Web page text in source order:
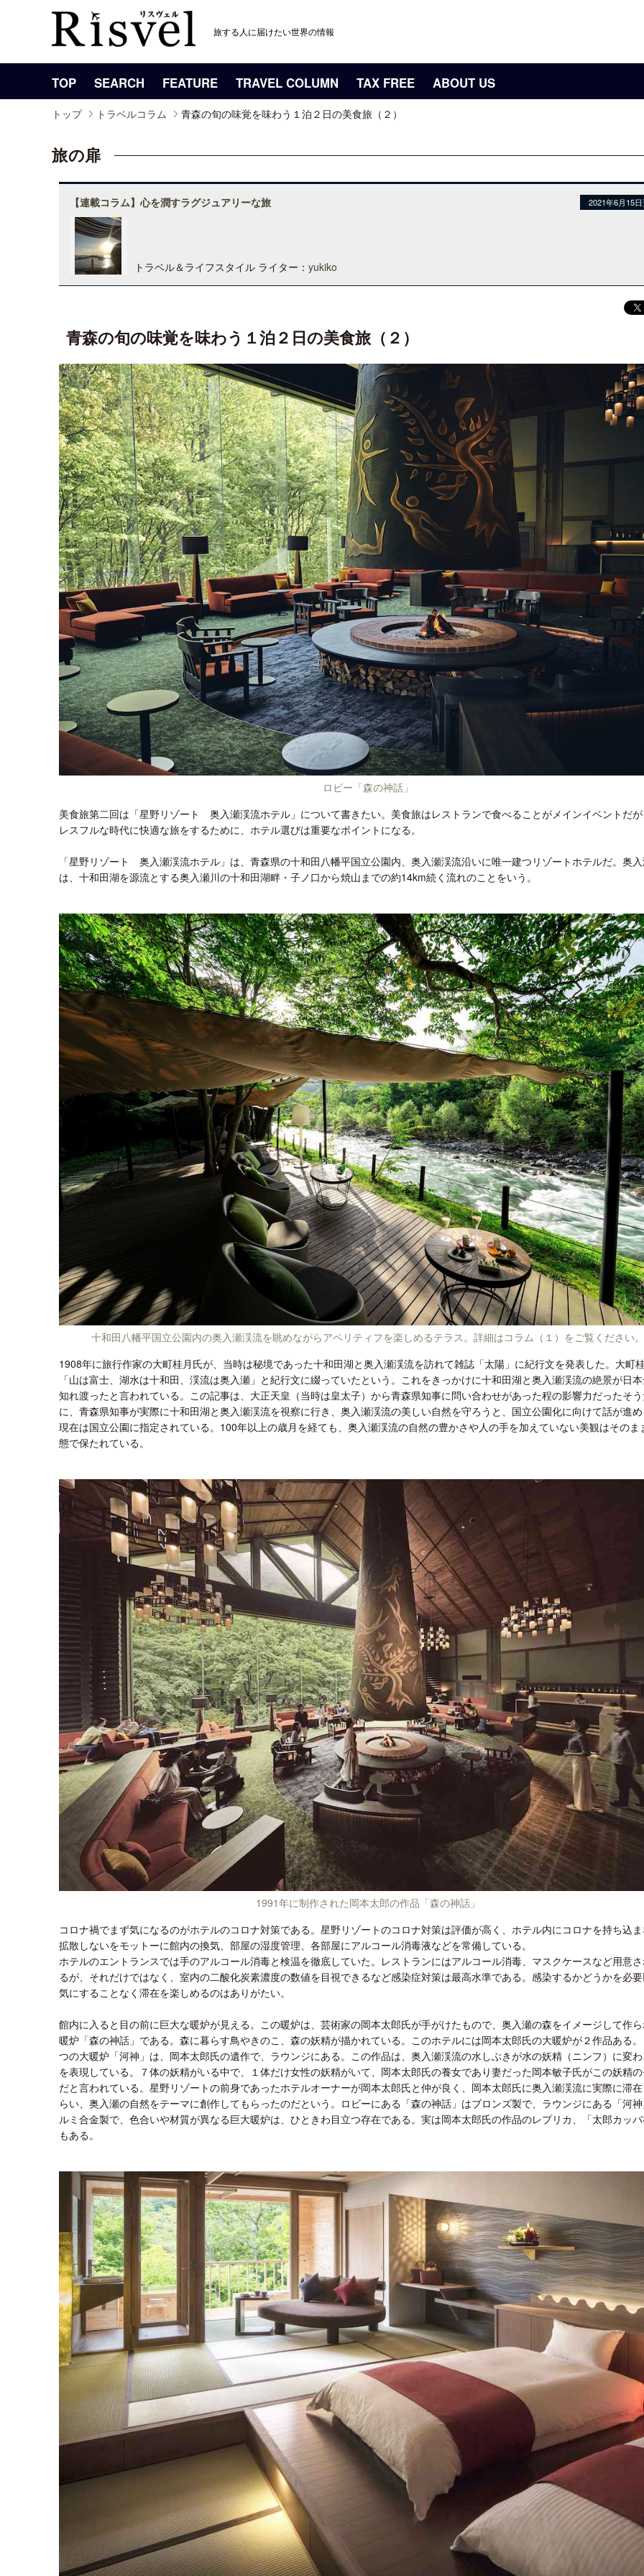
旅する人に届けたい世界の情報
TOP SEARCH FEATURE TRAVEL COLUMN TAX FREE ABOUT US
トップ トラベルコラム 青森の旬の味覚を味わう１泊２日の美食旅（２）
旅の扉
【連載コラム】心を潤すラグジュアリーな旅 2021年6月15
トラベル＆ライフスタイル ライター： yukiko
青森の旬の味覚を味わう１泊２日の美食旅（２）
ロビー「森の神話」
美食旅第二回は「星野リゾート 奥入瀬渓流ホテル」について書きたい。美食旅はレストランで食べることがメインイベントだ
レスフルな時代に快適な旅をするために、ホテル選びは重要なポイントになる。
「星野リゾート 奥入瀬渓流ホテル」は、青森県の十和田八幡平国立公園内、奥入瀬渓流沿いに唯一建つリゾートホテルだ。奥
は、十和田湖を源流とする奥入瀬川の十和田湖畔・子ノ口から焼山までの約14km続く流れのことをいう。
十和田八幡平国立公園内の奥入瀬渓流を眺めながらアペリティフを楽しめるテラス。詳細はコラム（１）をご覧ください。
1908年に旅行作家の大町桂月氏が、当時は秘境であった十和田湖と奥入瀬渓流を訪れて雑誌「太陽」に紀行文を発表した。大町
「山は富士、湖水は十和田、渓流は奥入瀬」と紀行文に綴っていたという。これをきっかけに十和田湖と奥入瀬渓流の絶景が日
知れ渡ったと言われている。この記事は、大正天皇（当時は皇太子）から青森県知事に問い合わせがあった程の影響力だったそ
に、青森県知事が実際に十和田湖と奥入瀬渓流を視察に行き、奥入瀬渓流の美しい自然を守ろうと、国立公園化に向けて話が進
現在は国立公園に指定されている。100年以上の歳月を経ても、奥入瀬渓流の自然の豊かさや人の手を加えていない美観はそのま
態で保たれている。
1991年に制作された岡本太郎の作品「森の神話」
コロナ禍でまず気になるのがホテルのコロナ対策である。星野リゾートのコロナ対策は評価が高く、ホテル内にコロナを持ち込
拡散しないをモットーに館内の換気、部屋の湿度管理、各部屋にアルコール消毒液などを常備している。
ホテルのエントランスでは手のアルコール消毒と検温を徹底していた。レストランにはアルコール消毒、マスクケースなど用意
るが、それだけではなく、室内の二酸化炭素濃度の数値を目視できるなど感染症対策は最高水準である。感染するかどうかを必
気にすることなく滞在を楽しめるのはありがたい。
館内に入ると目の前に巨大な暖炉が見える。この暖炉は、芸術家の岡本太郎氏が手がけたもので、奥入瀬の森をイメージして作
暖炉「森の神話」である。森に暮らす鳥やきのこ、森の妖精が描かれている。このホテルには岡本太郎氏の大暖炉が２作品ある
つの大暖炉「河神」は、岡本太郎氏の遺作で、ラウンジにある。この作品は、奥入瀬渓流の水しぶきが水の妖精（ニンフ）に変
を表現している。７体の妖精がいる中で、１体だけ女性の妖精がいて、岡本太郎氏の養女であり妻だった岡本敏子氏がこの妖精
だと言われている。星野リゾートの前身であったホテルオーナーが岡本太郎氏と仲が良く、岡本太郎氏に奥入瀬渓流に実際に滞
らい、奥入瀬の自然をテーマに創作してもらったのだという。ロビーにある「森の神話」はブロンズ製で、ラウンジにある「河
ルミ合金製で、色合いや材質が異なる巨大暖炉は、ひときわ目立つ存在である。実は岡本太郎氏の作品のレプリカ、「太郎カッ
もある。
ロサンゼルス観光局、ウォルト・ディ
ズニーゆかりのスポット10選を紹介
新